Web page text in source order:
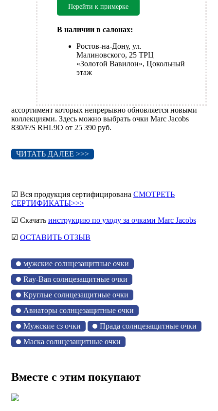
Перейти к примерке
В наличии в салонах:
Ростов-на-Дону, ул.
Малиновского, 25 ТРЦ
«Золотой Вавилон», Цокольный
этаж
ассортимент которых непрерывно обновляется новыми
коллекциями. Здесь можно выбрать очки Marc Jacobs
830/F/S RHL9O от 25 390 руб.
ЧИТАТЬ ДАЛЕЕ >>>
☑ Вся продукция сертифицирована СМОТРЕТЬ
СЕРТИФИКАТЫ>>>
☑ Скачать инструкцию по уходу за очками Marc Jacobs
☑ ОСТАВИТЬ ОТЗЫВ
мужские солнцезащитные очки
Ray-Ban солнцезащитные очки
Круглые солнцезащитные очки
Авиаторы солнцезащитные очки
Мужские сз очки
Прада солнцезащитные очки
Маска солнцезащитные очки
Вместе с этим покупают